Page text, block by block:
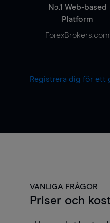
No.1 Web-based
Platform
ForexBrokers.com
Registrera dig för ett
VANLIGA FRÅGOR
Priser och